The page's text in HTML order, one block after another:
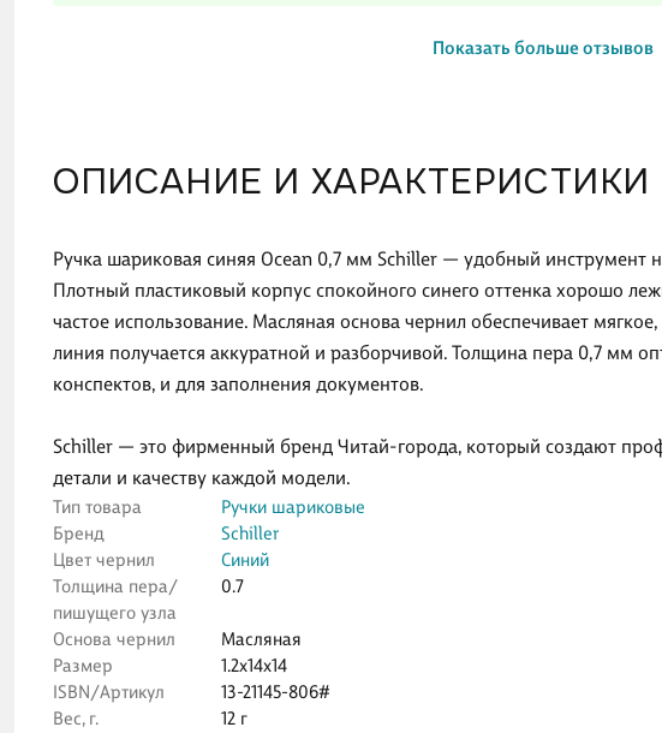
ОПИСАНИЕ И ХАРАКТЕРИСТИКИ
Ручка шариковая синяя Ocean 0,7 мм Schiller — удобный инструмент
Плотный пластиковый корпус спокойного синего оттенка хорошо
частое использование. Масляная основа чернил обеспечивает
линия получается аккуратной и разборчивой. Толщина пера 0,7 мм
конспектов, и для заполнения документов.
Schiller — это фирменный бренд Читай-города, который создают
детали и качеству каждой модели.
Тип товара
Ручки шариковые
Бренд
Schiller
Цвет чернил
Синий
Толщина пера/
пишущего узла
0.7
Основа чернил
Масляная
Размер
1.2x14x14
ISBN/Артикул
13-21145-806#
Вес, г.
12 г
Показать больше отзывов